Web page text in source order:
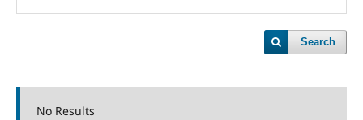
Search
No Results